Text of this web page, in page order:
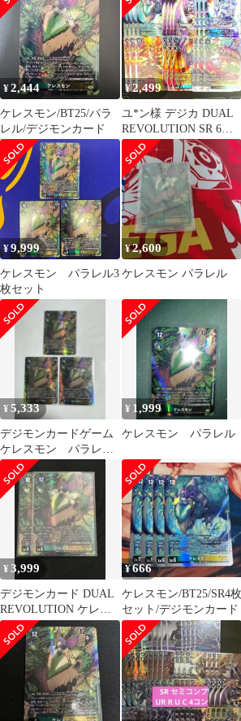
¥2,444
ケレスモン/BT25/パラ
レル/デジモンカード
¥2,499
ユ*ン様 デジカ DUAL
REVOLUTION SR 6種
まとめ売り
¥9,999
ケレスモン パラレル3
枚セット
¥2,600
ケレスモン パラレル
¥5,333
デジモンカードゲーム
ケレスモン パラレ
ル 3枚セット
¥ 1,999
ケレスモン パラレル
¥3,999
デジモンカード DUAL
REVOLUTION ケレス
モン パラレル SR 2枚
¥666
ケレスモン/BT25/SR4枚
セット/デジモンカード